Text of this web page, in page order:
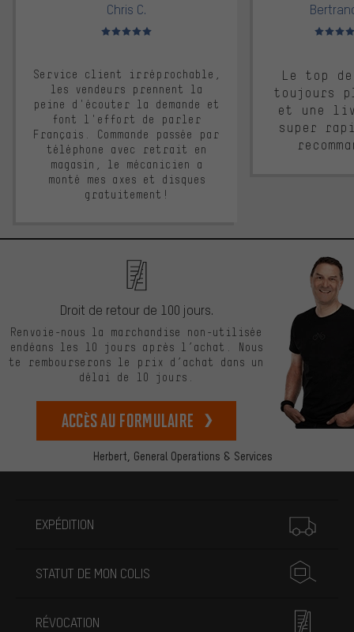
Chris C.
Note moyenne : 5 sur 5
Service client irréprochable,
les vendeurs prennent la
peine d'écouter la demande et
font l'effort de parler
Français. Commande passée par
téléphone avec retrait en
magasin, le mécanicien a
monté mes axes et disques
gratuitement!
Note
Le top
toujours
et une
super
Herbert, General Operations & Services
Droit de retour de 100 jours.
Renvoie-nous la marchandise non-utilisée
endéans les 10 jours après l’achat. Nous
te rembourserons le prix d’achat dans un
délai de 10 jours.
Accès au formulaire
EXPÉDITION
STATUT DE MON COLIS
RÉVOCATION